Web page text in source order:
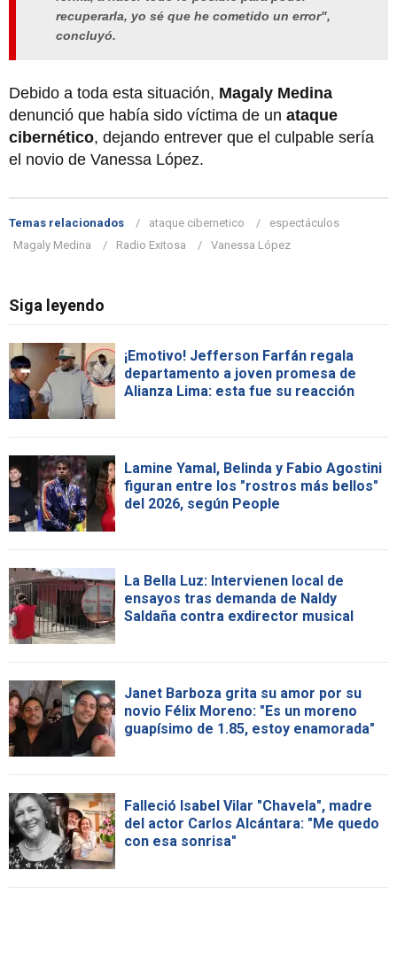
recuperarla, yo sé que he cometido un error",
concluyó.
Debido a toda esta situación, Magaly Medina
denunció que había sido víctima de un ataque
cibernético, dejando entrever que el culpable sería
el novio de Vanessa López.
Temas relacionados ataque cibernetico
espectáculos
Magaly Medina
Radio Exitosa Vanessa López
Siga leyendo
¡Emotivo! Jefferson Farfán regala
departamento a joven promesa de
Alianza Lima: esta fue su reacción
Lamine Yamal, Belinda y Fabio Agostini
figuran entre los "rostros más bellos"
del 2026, según People
La Bella Luz: Intervienen local de
ensayos tras demanda de Naldy
Saldaña contra exdirector musical
Janet Barboza grita su amor por su
novio Félix Moreno: "Es un moreno
guapísimo de 1.85, estoy enamorada"
Falleció Isabel Vilar "Chavela", madre
del actor Carlos Alcántara: "Me quedo
con esa sonrisa"